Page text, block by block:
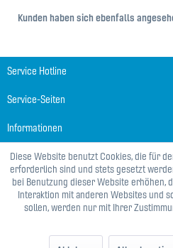
Kunden haben sich ebenfalls
Service Hotline
Service-Seiten
Informationen
Diese Website benutzt Cookies, die für
erforderlich sind und stets gesetzt
bei Benutzung dieser Website erhöhen,
Interaktion mit anderen Websites und
sollen, werden nur mit Ihrer